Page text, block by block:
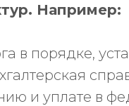
Например:
в порядке,
и уплате в